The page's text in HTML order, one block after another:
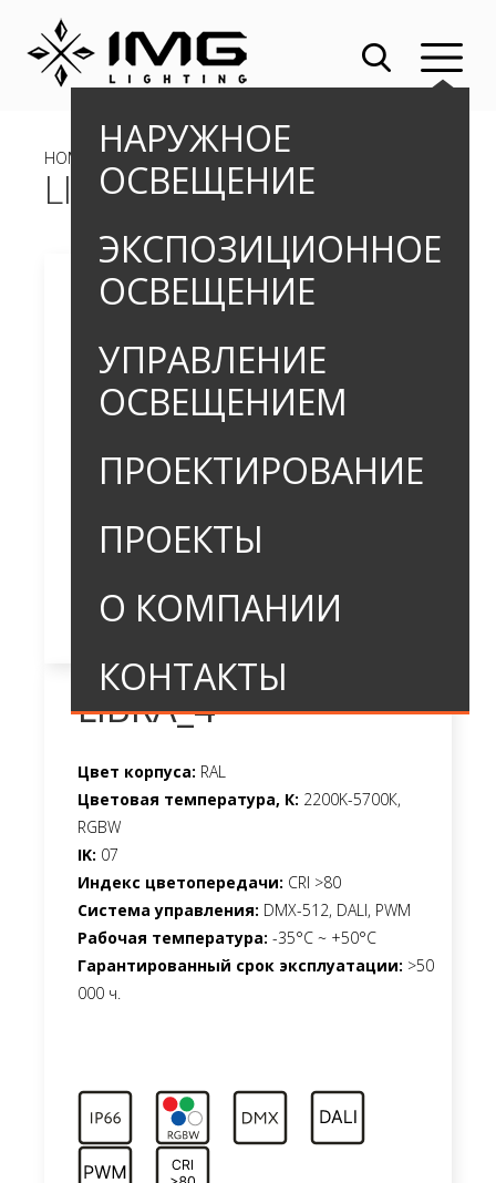
НАРУЖНОЕ
ОСВЕЩЕНИЕ
ЭКСПОЗИЦИОННОЕ
ОСВЕЩЕНИЕ
УПРАВЛЕНИЕ
ОСВЕЩЕНИЕМ
ПРОЕКТИРОВАНИЕ
ПРОЕКТЫ
О КОМПАНИИ
КОНТАКТЫ
HOME » OUTDOOR » ПРОЖЕКТОРЫ
LIBRA_4
LIBRA_4
Цвет корпуса: RAL
Цветовая температура, К: 2200K-5700К,
RGBW
IK: 07
Индекс цветопередачи: CRI >80
Система управления: DMX-512, DALI, PWM
Рабочая температура: -35°C ~ +50°C
Гарантированный срок эксплуатации: >50
000 ч.